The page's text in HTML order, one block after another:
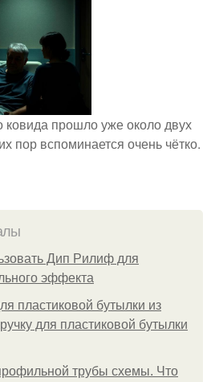
ковида прошло уже около двух
пор вспоминается очень чётко.
Дип Рилиф для
эффекта
пластиковой бутылки из
для пластиковой бутылки
трубы схемы. Что